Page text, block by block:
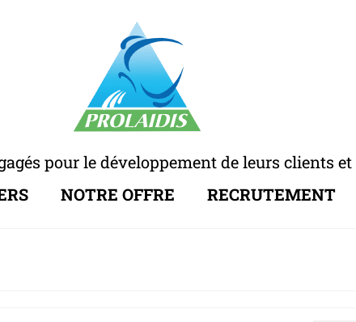
pour le développement de leurs clients
NOTRE OFFRE RECRUTEMENT